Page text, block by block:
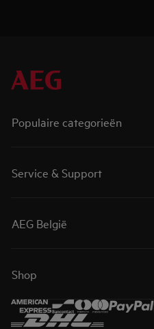
Populaire categorieën
Service & Support
AEG België
Shop